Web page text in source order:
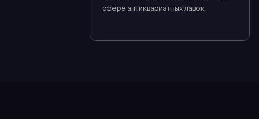
сфере антиквариатных лавок.